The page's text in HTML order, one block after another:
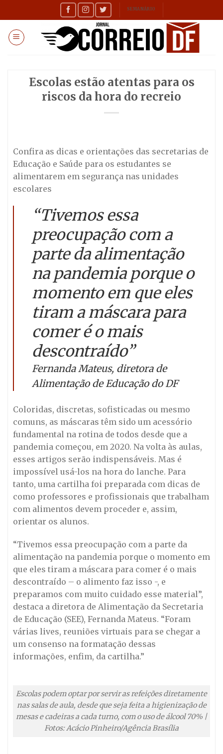
to
content
SEMANÁRIO
Escolas estão atentas para os
riscos da hora do recreio
Confira as dicas e orientações das secretarias de
Educação e Saúde para os estudantes se
alimentarem em segurança nas unidades
escolares
“Tivemos essa
preocupação com a
parte da alimentação
na pandemia porque o
momento em que eles
tiram a máscara para
comer é o mais
descontraído”
Fernanda Mateus, diretora de
Alimentação de Educação do DF
Coloridas, discretas, sofisticadas ou mesmo
comuns, as máscaras têm sido um acessório
fundamental na rotina de todos desde que a
pandemia começou, em 2020. Na volta às aulas,
esses artigos serão indispensáveis. Mas é
impossível usá-los na hora do lanche. Para
tanto, uma cartilha foi preparada com dicas de
como professores e profissionais que trabalham
com alimentos devem proceder e, assim,
orientar os alunos.
“Tivemos essa preocupação com a parte da
alimentação na pandemia porque o momento em
que eles tiram a máscara para comer é o mais
descontraído – o alimento faz isso -, e
preparamos com muito cuidado esse material”,
destaca a diretora de Alimentação da Secretaria
de Educação (SEE), Fernanda Mateus. “Foram
várias lives, reuniões virtuais para se chegar a
um consenso na formatação dessas
informações, enfim, da cartilha.”
Escolas podem optar por servir as refeições diretamente
nas salas de aula, desde que seja feita a higienização de
mesas e cadeiras a cada turno, com o uso de álcool 70% |
Fotos: Acácio Pinheiro/Agência Brasília